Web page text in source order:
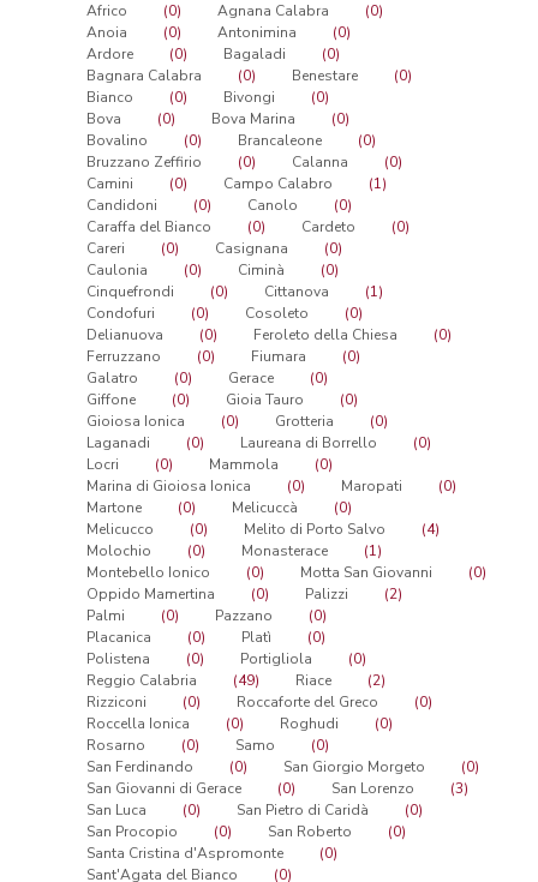
Africo (0) Agnana Calabra
(0)
Anoia
(0) Antonimina
(0)
Ardore
(0) Bagaladi
(0)
Bagnara Calabra
(0) Benestare
(0)
Bianco
(0) Bivongi
(0)
Bova
(0) Bova Marina
(0)
Bovalino
(0) Brancaleone
(0)
Bruzzano Zeffirio
(0) Calanna
(0)
Camini
(0) Campo Calabro
(1)
Candidoni
(0) Canolo
(0)
Caraffa del Bianco
(0) Cardeto
(0)
Careri
(0) Casignana
(0)
Caulonia
(0) Ciminà
(0)
Cinquefrondi
(0) Cittanova
(1)
Condofuri
(0) Cosoleto
(0)
Delianuova
(0) Feroleto della Chiesa
(0)
Ferruzzano
(0) Fiumara
(0)
Galatro
(0) Gerace
(0)
Giffone
(0) Gioia Tauro
(0)
Gioiosa Ionica
(0) Grotteria
(0)
Laganadi
(0) Laureana di Borrello
(0)
Locri
(0) Mammola
(0)
Marina di Gioiosa Ionica
(0) Maropati
(0)
Martone
(0) Melicuccà
(0)
Melicucco
(0) Melito di Porto Salvo
(4)
Molochio
(0) Monasterace
(1)
Montebello Ionico
(0) Motta San Giovanni
(0)
Oppido Mamertina
(0) Palizzi
(2)
Palmi
(0) Pazzano
(0)
Placanica
(0) Platì
(0)
Polistena
(0) Portigliola
(0)
Reggio Calabria
(49) Riace
(2)
Rizziconi
(0) Roccaforte del Greco
(0)
Roccella Ionica
(0) Roghudi
(0)
Rosarno
(0) Samo
(0)
San Ferdinando
(0) San Giorgio Morgeto
(0)
San Giovanni di Gerace
(0) San Lorenzo
(3)
San Luca
(0) San Pietro di Caridà
(0)
San Procopio
(0) San Roberto
(0)
Santa Cristina d'Aspromonte
(0)
Sant'Agata del Bianco
(0)